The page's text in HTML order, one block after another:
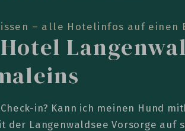
– alle Hotelinfos auf einen
in? Kann ich meinen Hund
der Langenwaldsee Vorsorge auf